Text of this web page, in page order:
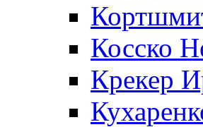
Косско
Крекер